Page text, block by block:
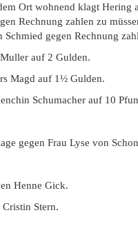
Ort wohnend klagt
Rechnung zahlen zu
gegen Rechnung
auf 2 Gulden.
Magd auf 1½ Gulden.
Schumacher auf 10
gegen Frau Lyse von
Henne Gick.
Stern.